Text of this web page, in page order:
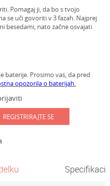
Pomagaj ji, da bo s tvojo
se uči govoriti v 3 fazah. Najprej
besedami, nato začne osvajati
baterije. Prosimo vas, da pred
opozorila o baterijah.
REGISTRIRAJTE SE